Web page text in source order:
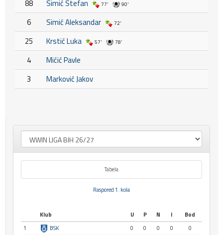
88 Simić Stefan 77' 90'
6 Simić Aleksandar 72'
25 Krstić Luka 57' 78'
4
Mićić Pavle
3
Marković Jakov
Tabela
Raspored 1. kola
Klub U P N I
Bod
1
BSK 0 0 0 0
0